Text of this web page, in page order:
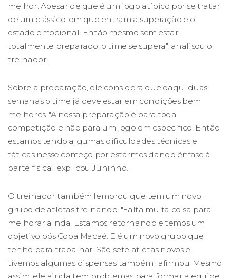
melhor. Apesar de que é um jogo atípico por se tratar
de um clássico, em que entram a superação e o
estado emocional. Então mesmo sem estar
totalmente preparado, o time se supera", analisou o
treinador.
Sobre a preparação, ele considera que daqui duas
semanas o time já deve estar em condições bem
melhores. "A nossa preparação é para toda
competição e não para um jogo em específico. Então
estamos tendo algumas dificuldades técnicas e
táticas nesse começo por estarmos dando ênfase à
parte física", explicou Juninho.
O treinador também lembrou que tem um novo
grupo de atletas treinando. "Falta muita coisa para
melhorar ainda. Estamos retornando e temos um
objetivo pós Copa Macaé. E é um novo grupo que
tenho para trabalhar. São sete atletas novos e
tivemos algumas dispensas também", afirmou. Mesmo
assim, ele ainda tem problemas para formar a equipe.